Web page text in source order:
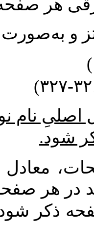
هر
و
نام
شود.
معادل
در هر
ذکر